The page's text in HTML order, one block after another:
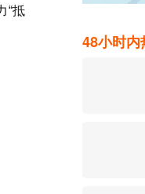
“抵
48小时内